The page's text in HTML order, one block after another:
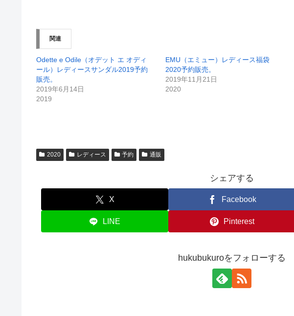
関連
Odette e Odile（オデット エ オディ
ール）レディースサンダル2019予約
販売。
2019年6月14日
2019
EMU（エミュー）レディース福袋
2020予約販売。
2019年11月21日
2020
2020 レディース 予約 通販
シェアする
X Facebook
LINE Pinterest
hukubukuroをフォローする